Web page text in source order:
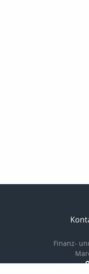
Finanz-